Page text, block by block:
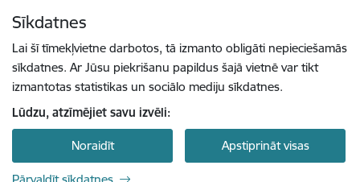
Sīkdatnes
Lai šī tīmekļvietne darbotos, tā izmanto obligāti nepieciešamās
sīkdatnes. Ar Jūsu piekrišanu papildus šajā vietnē var tikt
izmantotas statistikas un sociālo mediju sīkdatnes.
Lūdzu, atzīmējiet savu izvēli:
Noraidīt Apstiprināt visas